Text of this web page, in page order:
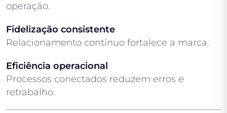
operação.
Fidelização consistente
Relacionamento contínuo fortalece a marca.
Eficiência operacional
Processos conectados reduzem erros e
retrabalho.